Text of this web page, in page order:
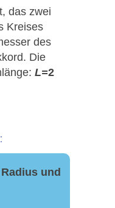
das zwei
Kreises
des
Die
L=2
und